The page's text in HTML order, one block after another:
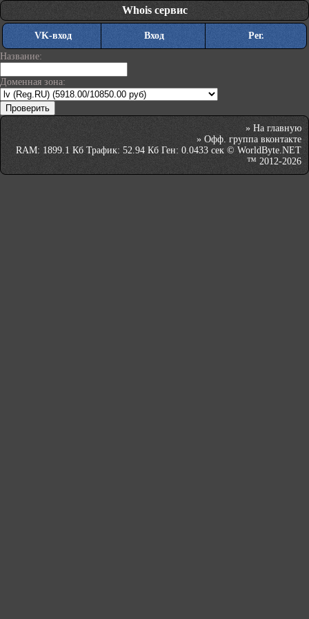
Whois сервис
VK-вход Вход
Рег.
Название:
Доменная зона:
» На главную
» Офф. группа вконтакте
RAM: 1899.1 Кб Трафик: 52.94 Кб Ген: 0.0433 сек © WorldByte.NET
™ 2012-2026